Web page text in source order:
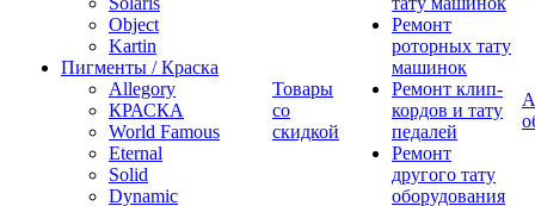
Object
Kartin
Пигменты / Краска
Allegory
КРАСКА
World Famous
Eternal
Solid
Dynamic
Товары
со
скидкой
Ремонт
роторных тату
машинок
Ремонт клип-
кордов и тату
педалей
Ремонт
другого тату
оборудования